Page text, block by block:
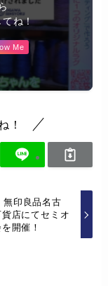
ね！
Me
！
印良品名古
店にてセミオ
開催！